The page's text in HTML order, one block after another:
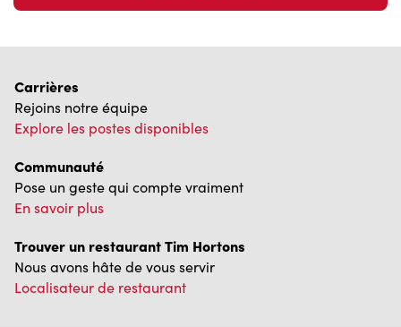
Carrières
Rejoins notre équipe
Explore les postes disponibles
Communauté
Pose un geste qui compte vraiment
En savoir plus
Trouver un restaurant Tim Hortons
Nous avons hâte de vous servir
Localisateur de restaurant